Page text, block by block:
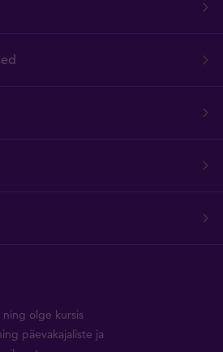
olge kursis
päevakajaliste ja